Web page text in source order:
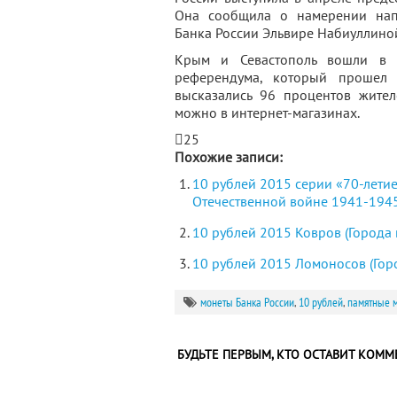
Она сообщила о намерении
Банка России Эльвире
Крым и Севастополь вошли в
референдума, который
высказались 96 процентов
можно в интернет-магазинах.
25
Похожие записи:
10 рублей 2015 серии «70-
Отечественной войне 1941-
10 рублей 2015 Ковров (Города
10 рублей 2015 Ломоносов
монеты Банка России, 10 рублей,памятные
БУДЬТЕ ПЕРВЫМ, КТО ОСТАВИТ